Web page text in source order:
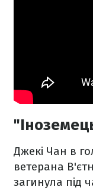
Джекі Чан в
ветерана
загинула під